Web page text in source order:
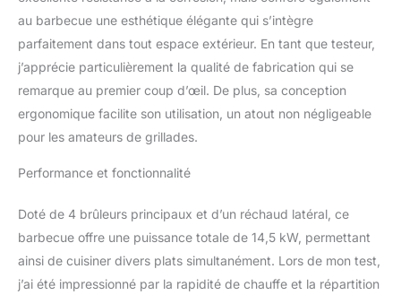
permettra de réunir
jusqu'à 10 personnes
autour de la table et ils
mangeront toujours à la
bonne température
puisqu'un réchaud latéral
pourra vous servir pour
maintenir vos plats au
barbecue est également
multidirectionnelles, qui
le rendent facilement
déplaçable et d'un capot
au barbecue une esthétique élégante qui s’intègre
parfaitement dans tout espace extérieur. En tant que testeur,
j’apprécie particulièrement la qualité de fabrication qui se
remarque au premier coup d’œil. De plus, sa conception
ergonomique facilite son utilisation, un atout non négligeable
pour les amateurs de grillades.
Performance et fonctionnalité
Doté de 4 brûleurs principaux et d’un réchaud latéral, ce
barbecue offre une puissance totale de 14,5 kW, permettant
ainsi de cuisiner divers plats simultanément. Lors de mon test,
j’ai été impressionné par la rapidité de chauffe et la répartition